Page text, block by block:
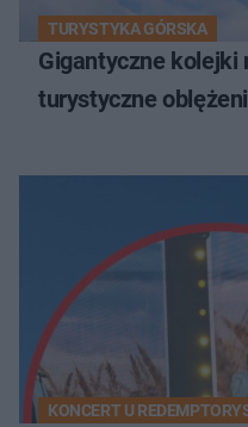
TURYSTYKA GÓRSKA
Gigantyczne kolejki
turystyczne
KONCERT U